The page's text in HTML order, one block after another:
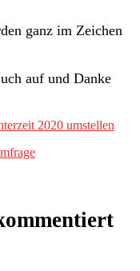
ganz im Zeichen
auf und Danke
2020 umstellen